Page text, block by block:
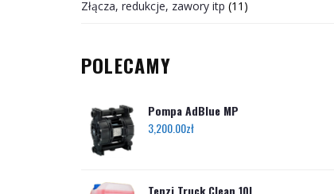
Złącza, redukcje, zawory itp (11)
POLECAMY
Pompa AdBlue MP
3,200.00zł
Tenzi Truck Clean 10l